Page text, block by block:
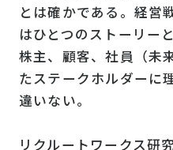
とは確かである。経営
はひとつのストーリー
株主、顧客、社員（未
たステークホルダーに
違いない。
リクルートワークス研